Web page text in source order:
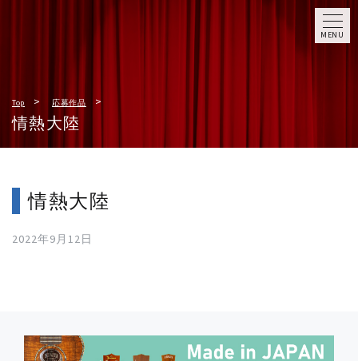
MENU
Top 応募作品
情熱大陸
情熱大陸
2022年9月12日